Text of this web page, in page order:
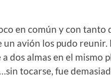
en común y con tanto
avión los pudo reunir.
dos almas en el mismo
tocarse, fue